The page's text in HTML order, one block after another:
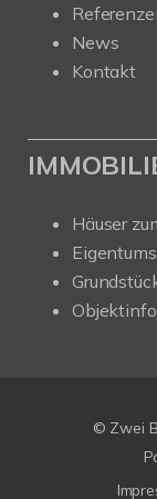
News
Kontakt
Häuser
© Zwei